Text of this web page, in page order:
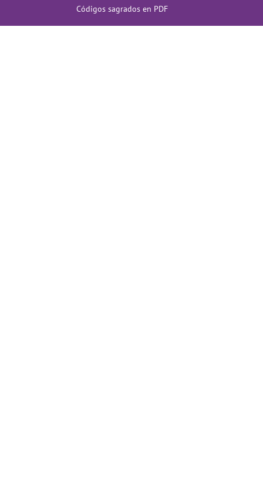
Códigos sagrados en PDF